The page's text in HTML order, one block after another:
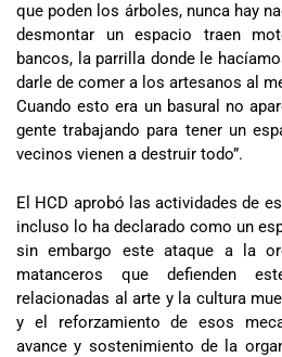
que poden los árboles, nunca hay
desmontar un espacio traen
bancos, la parrilla donde le
darle de comer a los artesanos al
Cuando esto era un basural no
gente trabajando para tener un
vecinos vienen a destruir todo”.
El HCD aprobó las actividades de
incluso lo ha declarado como un
sin embargo este ataque a la
matanceros que defienden
relacionadas al arte y la cultura
y el reforzamiento de esos
avance y sostenimiento de la